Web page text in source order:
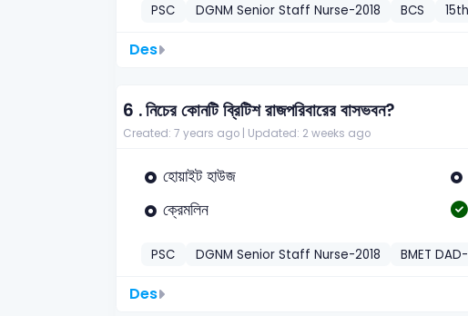
PSC DGNM Senior Staff Nurse-2018 BCS
Des
6 .নিচের কোনটি ব্রিটিশ রাজপরিবারের বাসভবন?
Created: 7 years ago | Updated: 2 weeks ago
হোয়াইট হাউজ
ক্রেমলিন
PSC DGNM Senior Staff Nurse-2018 BMET
Des